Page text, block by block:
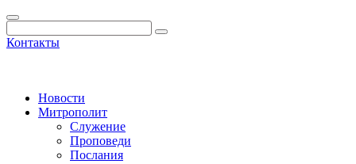
Контакты
Новости
Митрополит
Служение
Проповеди
Послания